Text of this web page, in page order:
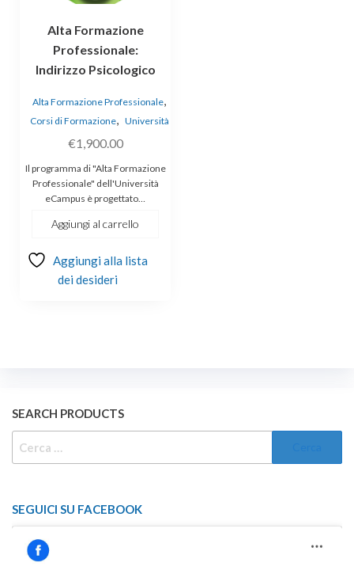
Alta Formazione
Professionale:
Indirizzo Psicologico
Alta Formazione Professionale,
Corsi di Formazione, Università
€1,900.00
Il programma di "Alta Formazione
Professionale" dell'Università
eCampus è progettato…
Aggiungi al carrello
Aggiungi alla lista
dei desideri
SEARCH PRODUCTS
SEGUICI SU FACEBOOK